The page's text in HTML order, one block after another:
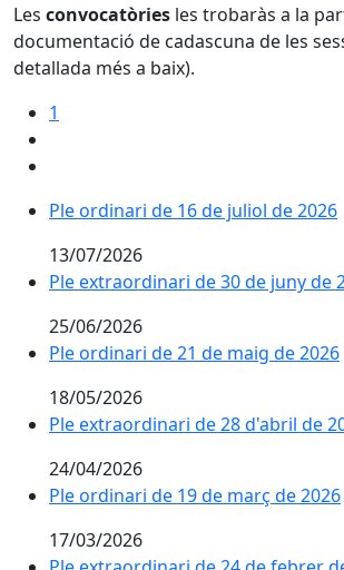
Les convocatòries les trobaràs a la
documentació de cadascuna de les
detallada més a baix).
1
Ple ordinari de 16 de juliol de 2026
13/07/2026
Ple extraordinari de 30 de juny de
25/06/2026
Ple ordinari de 21 de maig de 2026
18/05/2026
Ple extraordinari de 28 d'abril de
24/04/2026
Ple ordinari de 19 de març de 2026
17/03/2026